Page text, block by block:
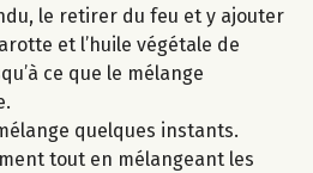
le retirer du feu et y ajouter
et l’huile végétale de
ce que le mélange
quelques instants.
tout en mélangeant les